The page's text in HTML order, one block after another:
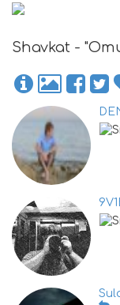
Shavkat -